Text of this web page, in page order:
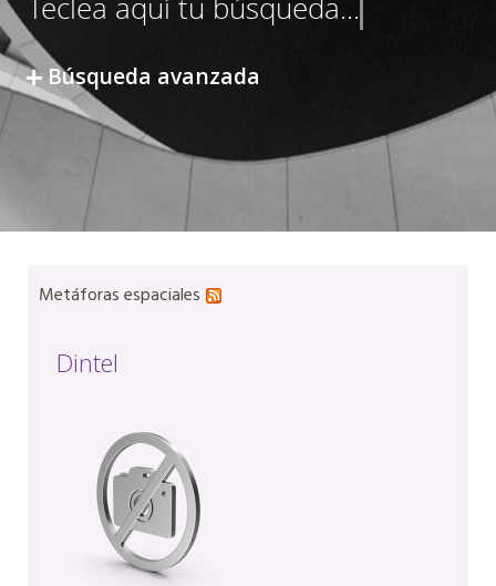
Búsqueda avanzada
Metáforas espaciales
Dintel